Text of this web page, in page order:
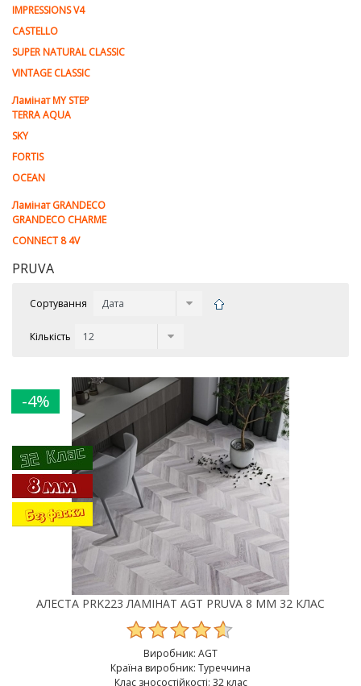
IMPRESSIONS V4
CASTELLO
SUPER NATURAL CLASSIC
VINTAGE CLASSIC
Ламінат MY STEP
TERRA AQUA
SKY
FORTIS
OCEAN
Ламінат GRANDECO
GRANDECO CHARME
CONNECT 8 4V
PRUVA
Сортування
Кількість
АЛЕСТА PRK223 ЛАМІНАТ AGT PRUVA 8 MM 32 КЛАС
Виробник: AGT
Країна виробник: Туреччина
Клас зносостійкості: 32 клас
-4%